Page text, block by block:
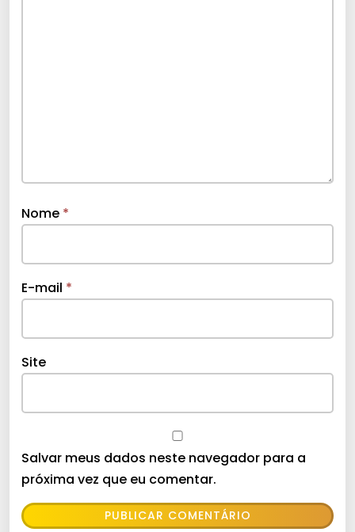
Nome *
E-mail *
Site
Salvar meus dados neste navegador para a
próxima vez que eu comentar.